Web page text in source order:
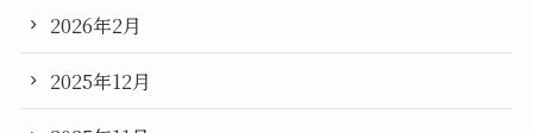
2026年2月
2025年12月